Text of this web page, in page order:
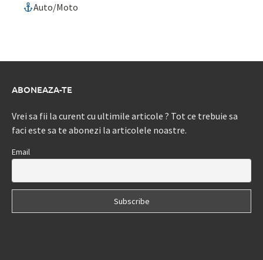
Auto/Moto
ABONEAZA-TE
Vrei sa fii la curent cu ultimile articole ? Tot ce trebuie sa
faci este sa te abonezi la articolele noastre.
Email